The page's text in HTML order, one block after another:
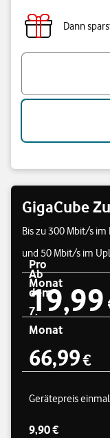
Dann
GigaCube
Bis zu 300 Mbit/s im
und 50 Mbit/s im
Preisübersicht
Pro
Monat
19,99 €
19,99
Ab
dem
7.
Monat
66,99 €
66,99€
Gerätepreis einmal
9,90 €